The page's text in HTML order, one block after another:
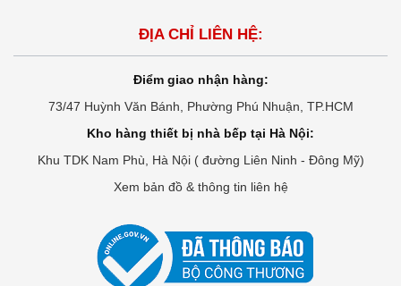
ĐỊA CHỈ LIÊN HỆ:
Điểm giao nhận hàng:
73/47 Huỳnh Văn Bánh, Phường Phú Nhuận, TP.HCM
Kho hàng thiết bị nhà bếp tại Hà Nội:
Khu TDK Nam Phù, Hà Nội ( đường Liên Ninh - Đông Mỹ)
Xem bản đồ & thông tin liên hệ